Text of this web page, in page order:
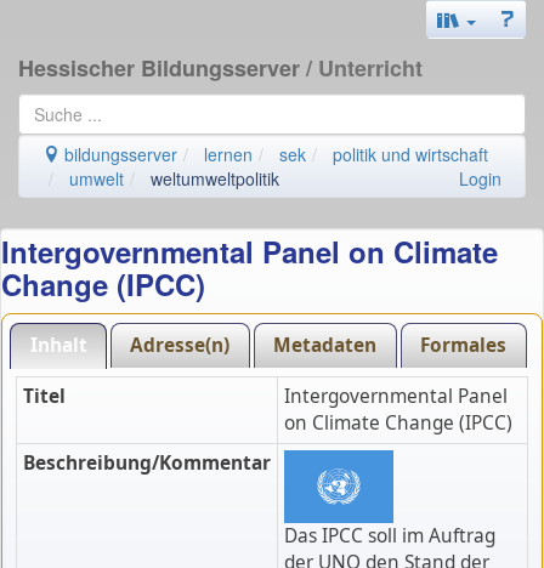
Hessischer Bildungsserver/ Unterricht
bildungsserver lernen sek
politik und wirtschaft
umwelt
weltumweltpolitik Login
Intergovernmental Panel on Climate
Change (IPCC)
Inhalt Adresse(n) Metadaten Formales
Titel
Intergovernmental Panel
on Climate Change (IPCC)
Beschreibung/Kommentar
Das IPCC soll im Auftrag
der UNO den Stand der